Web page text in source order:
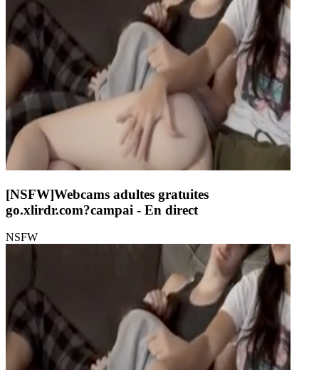
[NSFW]Webcams adultes gratuites
go.xlirdr.com?campai - En direct
NSFW